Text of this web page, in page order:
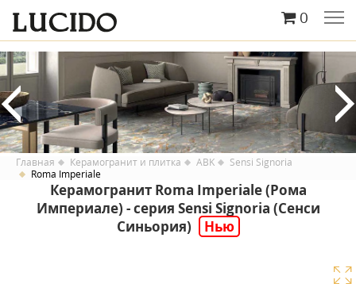
0
Главная Керамогранит и плитка ABK
Sensi Signoria
Roma Imperiale
Керамогранит Roma Imperiale (Рома
Империале) - серия Sensi Signoria (Сенси
Синьория)
Нью